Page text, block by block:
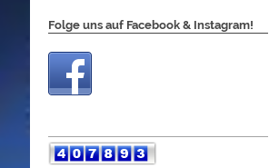
Folge uns auf Facebook & Instagram!